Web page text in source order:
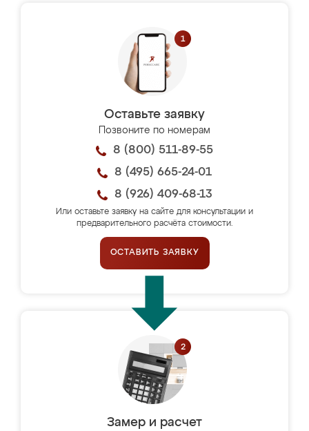
Оставьте заявку
Позвоните по номерам
8 (800) 511-89-55
8 (495) 665-24-01
8 (926) 409-68-13
Или оставьте заявку на сайте для консультации и
предварительного расчёта стоимости.
ОСТАВИТЬ ЗАЯВКУ
Замер и расчет